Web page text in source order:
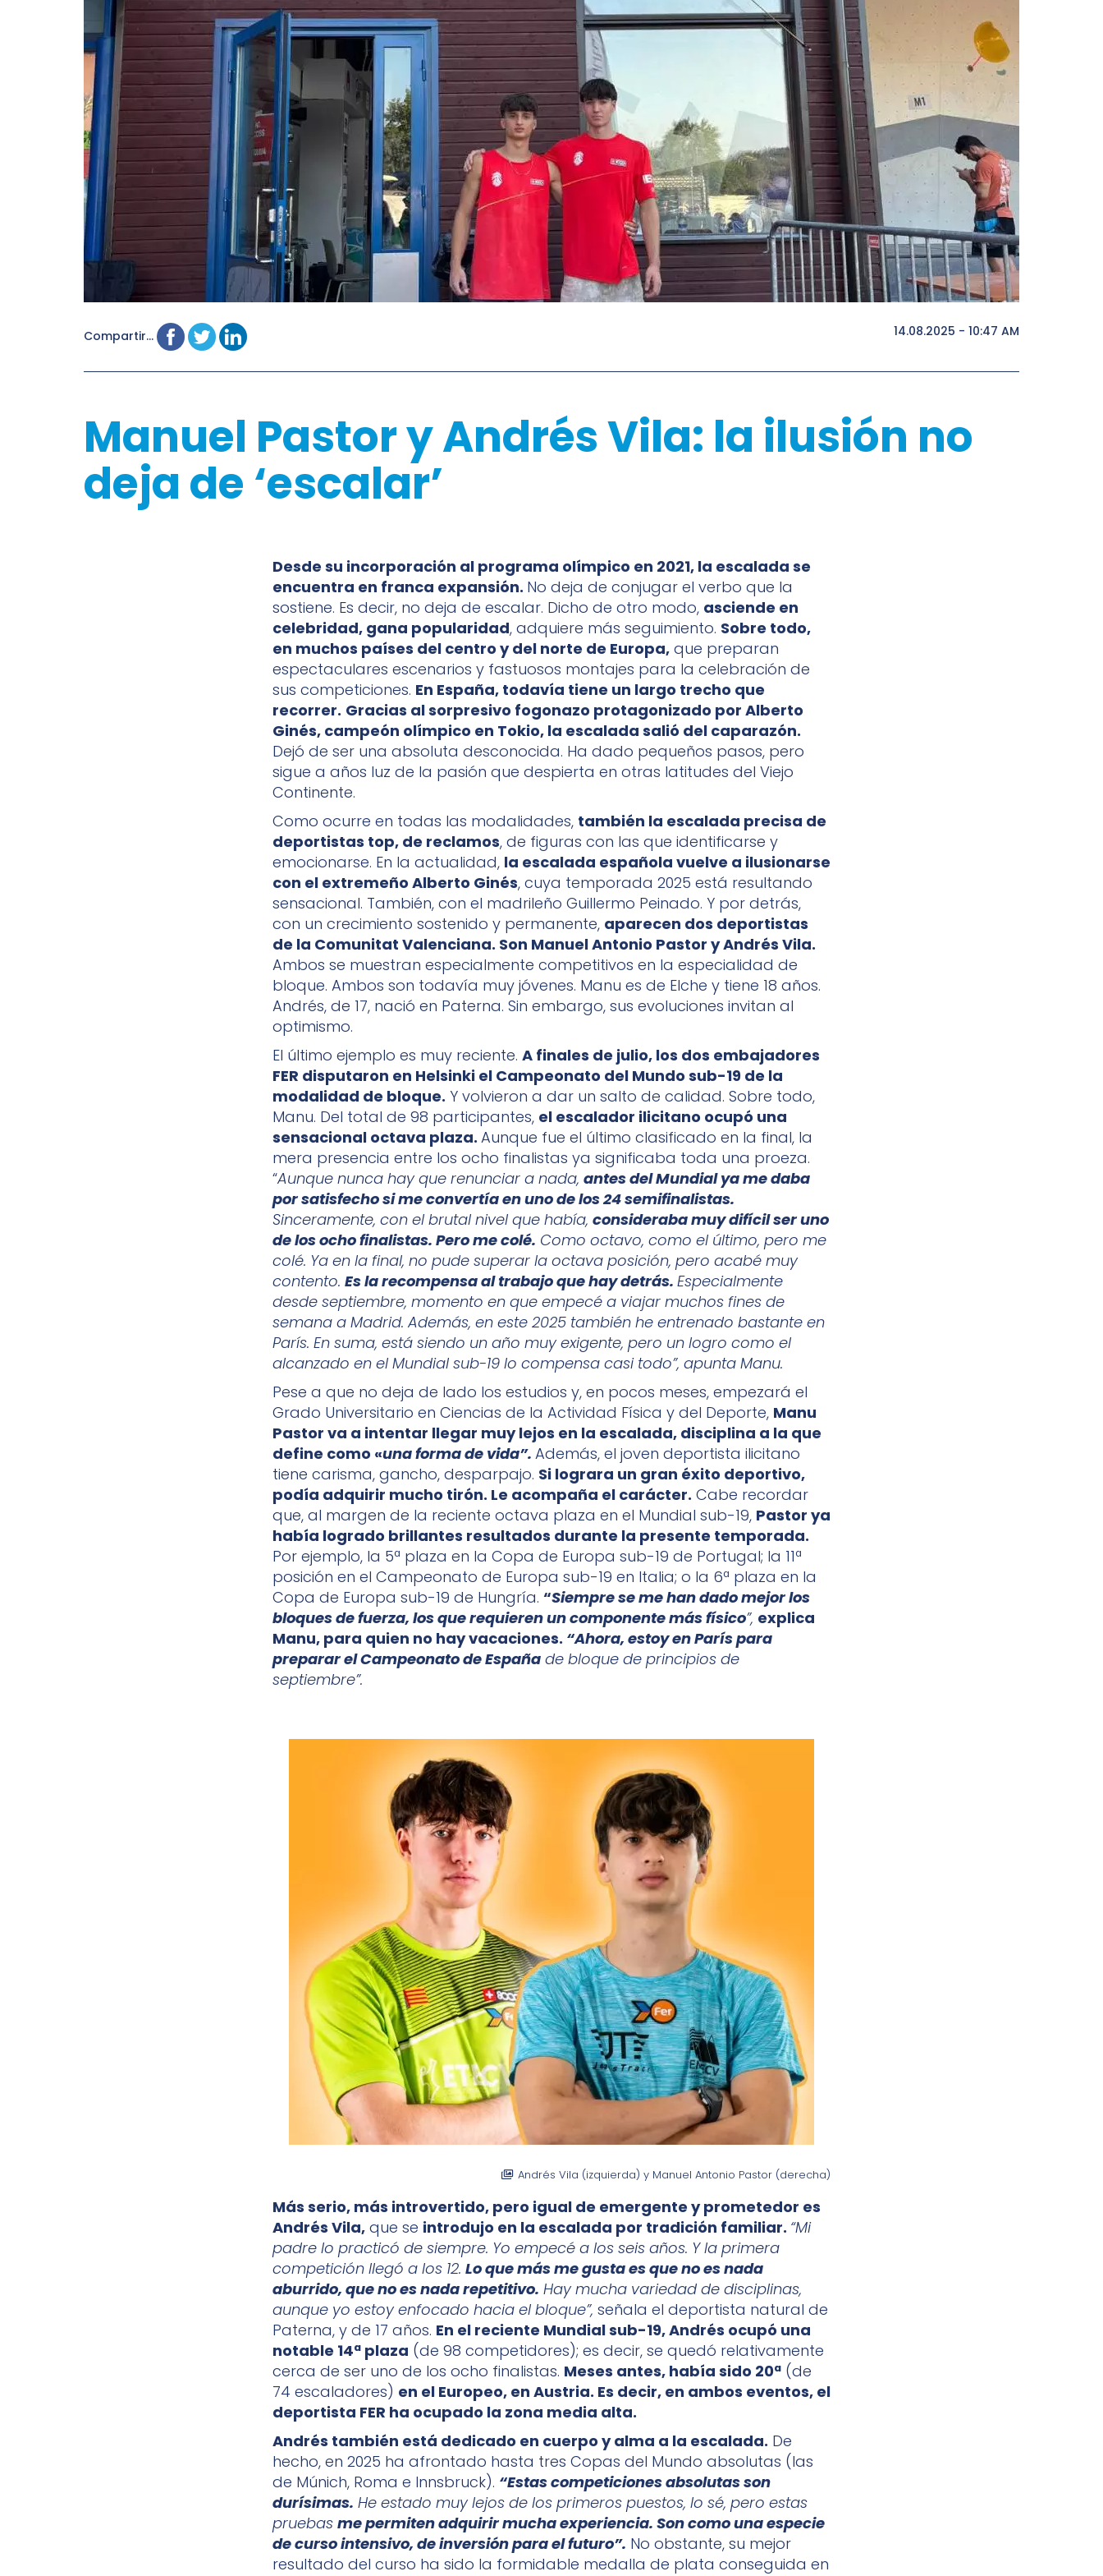
Compartir... 14.08.2025 - 10:47 AM
Manuel Pastor y Andrés Vila: la ilusión no
deja de ‘escalar’
Desde su incorporación al programa olímpico en 2021, la escalada se
encuentra en franca expansión. No deja de conjugar el verbo que la
sostiene. Es decir, no deja de escalar. Dicho de otro modo, asciende en
celebridad, gana popularidad, adquiere más seguimiento. Sobre todo,
en muchos países del centro y del norte de Europa, que preparan
espectaculares escenarios y fastuosos montajes para la celebración de
sus competiciones. En España, todavía tiene un largo trecho que
recorrer. Gracias al sorpresivo fogonazo protagonizado por Alberto
Ginés, campeón olímpico en Tokio, la escalada salió del caparazón.
Dejó de ser una absoluta desconocida. Ha dado pequeños pasos, pero
sigue a años luz de la pasión que despierta en otras latitudes del Viejo
Continente.
Como ocurre en todas las modalidades, también la escalada precisa de
deportistas top, de reclamos, de figuras con las que identificarse y
emocionarse. En la actualidad, la escalada española vuelve a ilusionarse
con el extremeño Alberto Ginés, cuya temporada 2025 está resultando
sensacional. También, con el madrileño Guillermo Peinado. Y por detrás,
con un crecimiento sostenido y permanente, aparecen dos deportistas
de la Comunitat Valenciana. Son Manuel Antonio Pastor y Andrés Vila.
Ambos se muestran especialmente competitivos en la especialidad de
bloque. Ambos son todavía muy jóvenes. Manu es de Elche y tiene 18 años.
Andrés, de 17, nació en Paterna. Sin embargo, sus evoluciones invitan al
optimismo.
El último ejemplo es muy reciente. A finales de julio, los dos embajadores
FER disputaron en Helsinki el Campeonato del Mundo sub-19 de la
modalidad de bloque. Y volvieron a dar un salto de calidad. Sobre todo,
Manu. Del total de 98 participantes, el escalador ilicitano ocupó una
sensacional octava plaza. Aunque fue el último clasificado en la final, la
mera presencia entre los ocho finalistas ya significaba toda una proeza.
“Aunque nunca hay que renunciar a nada, antes del Mundial ya me daba
por satisfecho si me convertía en uno de los 24 semifinalistas.
Sinceramente, con el brutal nivel que había, consideraba muy difícil ser uno
de los ocho finalistas. Pero me colé. Como octavo, como el último, pero me
colé. Ya en la final, no pude superar la octava posición, pero acabé muy
contento. Es la recompensa al trabajo que hay detrás. Especialmente
desde septiembre, momento en que empecé a viajar muchos fines de
semana a Madrid. Además, en este 2025 también he entrenado bastante en
París. En suma, está siendo un año muy exigente, pero un logro como el
alcanzado en el Mundial sub-19 lo compensa casi todo”, apunta Manu.
Pese a que no deja de lado los estudios y, en pocos meses, empezará el
Grado Universitario en Ciencias de la Actividad Física y del Deporte, Manu
Pastor va a intentar llegar muy lejos en la escalada, disciplina a la que
define como «una forma de vida”. Además, el joven deportista ilicitano
tiene carisma, gancho, desparpajo. Si lograra un gran éxito deportivo,
podía adquirir mucho tirón. Le acompaña el carácter. Cabe recordar
que, al margen de la reciente octava plaza en el Mundial sub-19, Pastor ya
había logrado brillantes resultados durante la presente temporada.
Por ejemplo, la 5ª plaza en la Copa de Europa sub-19 de Portugal; la 11ª
posición en el Campeonato de Europa sub-19 en Italia; o la 6ª plaza en la
Copa de Europa sub-19 de Hungría. “Siempre se me han dado mejor los
bloques de fuerza, los que requieren un componente más físico”, explica
Manu, para quien no hay vacaciones. “Ahora, estoy en París para
preparar el Campeonato de España de bloque de principios de
septiembre”.
Andrés Vila (izquierda) y Manuel Antonio Pastor (derecha)
Más serio, más introvertido, pero igual de emergente y prometedor es
Andrés Vila, que se introdujo en la escalada por tradición familiar. “Mi
padre lo practicó de siempre. Yo empecé a los seis años. Y la primera
competición llegó a los 12. Lo que más me gusta es que no es nada
aburrido, que no es nada repetitivo. Hay mucha variedad de disciplinas,
aunque yo estoy enfocado hacia el bloque”, señala el deportista natural de
Paterna, y de 17 años. En el reciente Mundial sub-19, Andrés ocupó una
notable 14ª plaza (de 98 competidores); es decir, se quedó relativamente
cerca de ser uno de los ocho finalistas. Meses antes, había sido 20ª (de
74 escaladores) en el Europeo, en Austria. Es decir, en ambos eventos, el
deportista FER ha ocupado la zona media alta.
Andrés también está dedicado en cuerpo y alma a la escalada. De
hecho, en 2025 ha afrontado hasta tres Copas del Mundo absolutas (las
de Múnich, Roma e Innsbruck). “Estas competiciones absolutas son
durísimas. He estado muy lejos de los primeros puestos, lo sé, pero estas
pruebas me permiten adquirir mucha experiencia. Son como una especie
de curso intensivo, de inversión para el futuro”. No obstante, su mejor
resultado del curso ha sido la formidable medalla de plata conseguida en